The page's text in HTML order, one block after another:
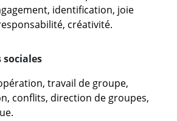
identification, joie
créativité.
sociales
travail de groupe,
conflits, direction de groupes,